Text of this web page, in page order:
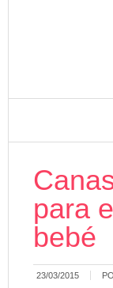
para
bebé
23/03/2015